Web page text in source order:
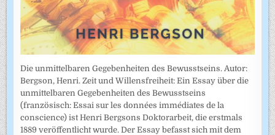
Die unmittelbaren Gegebenheiten des Bewusstseins. Autor:
Bergson, Henri. Zeit und Willensfreiheit: Ein Essay über die
unmittelbaren Gegebenheiten des Bewusstseins
(französisch: Essai sur les données immédiates de la
conscience) ist Henri Bergsons Doktorarbeit, die erstmals
1889 veröffentlicht wurde. Der Essay befasst sich mit dem